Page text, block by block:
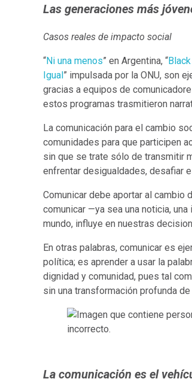
Las generaciones más
Casos reales de impacto social
“Ni una menos” en Argentina, “
Igual” impulsada por la ONU, son
gracias a equipos de
estos programas trasmitieron
La comunicación para el cambio
comunidades para que participen
sin que se trate sólo de transmitir
enfrentar desigualdades, desafiar
Comunicar debe aportar al cambio
comunicar —ya sea una noticia,
mundo, influye en nuestras
En otras palabras, comunicar es
política; es aprender a usar la
dignidad y comunidad, pues tal
sin una transformación profunda de
La comunicación es el